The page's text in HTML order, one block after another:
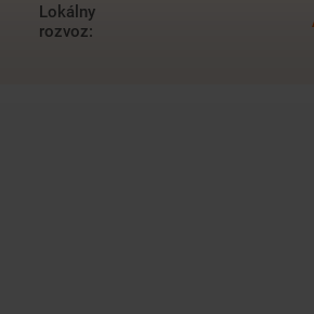
Lokálny
rozvoz: